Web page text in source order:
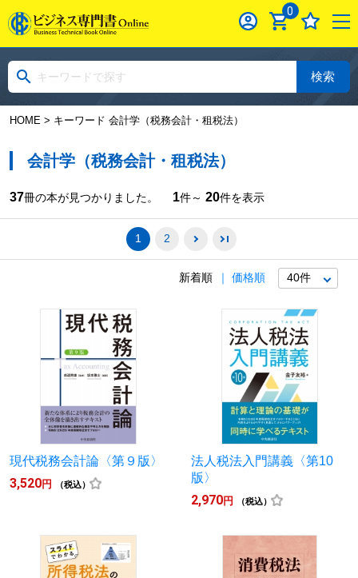
0
検索
HOME> キーワード 会計学（税務会計・租税法）
会計学（税務会計・租税法）
37冊の本が見つかりました。 1件～ 20件を表示
1 2
新着順 価格順
現代税務会計論〈第９版〉
3,520円 （税込）
法人税法入門講義〈第10
版〉
2,970円 （税込）